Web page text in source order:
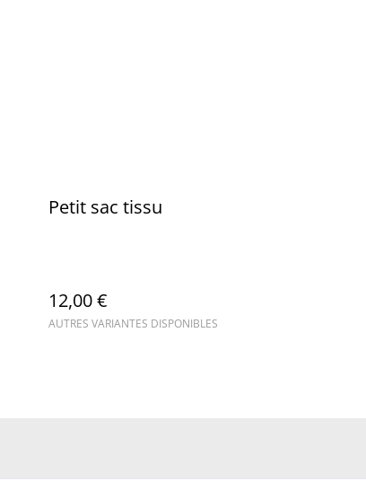
Petit sac tissu
12,00 €
AUTRES VARIANTES DISPONIBLES